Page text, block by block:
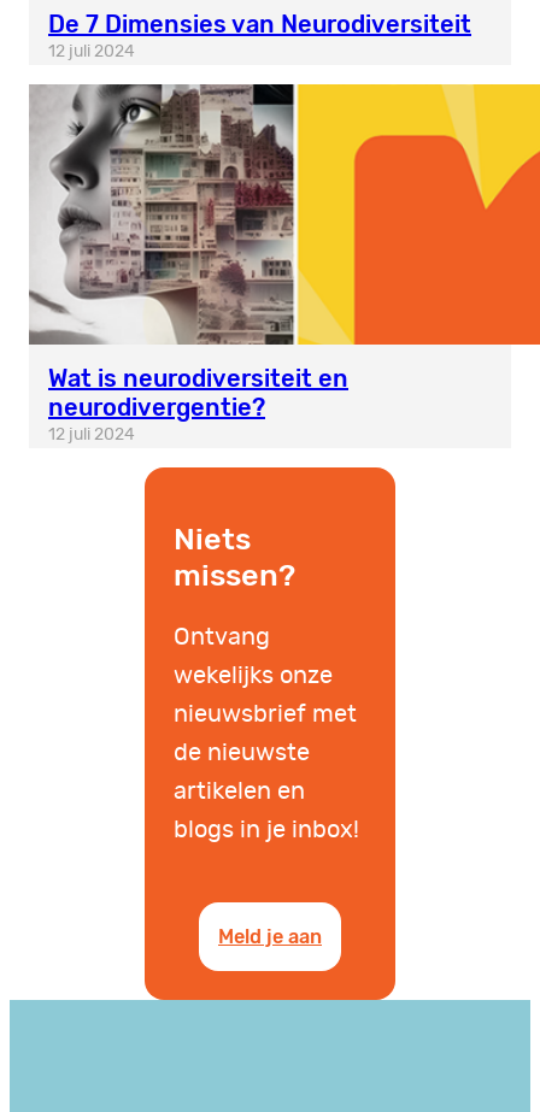
De 7 Dimensies van Neurodiversiteit
12 juli 2024
Wat is neurodiversiteit en
neurodivergentie?
12 juli 2024
Niets
missen?
Ontvang
wekelijks onze
nieuwsbrief met
de nieuwste
artikelen en
blogs in je inbox!
Meld je aan